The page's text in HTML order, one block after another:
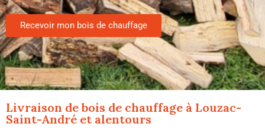
Recevoir mon bois de chauffage
Livraison de bois de chauffage à Louzac-
Saint-André et alentours